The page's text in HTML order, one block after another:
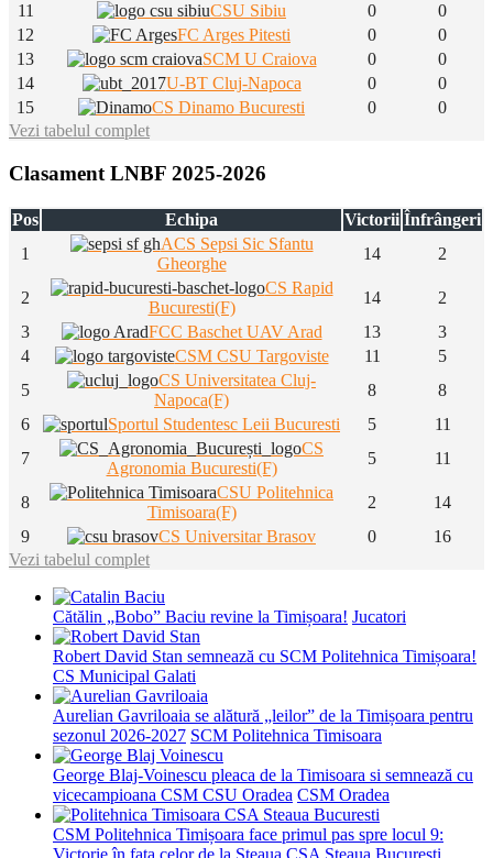
11
CSU Sibiu 0
0
12
FC Arges Pitesti 0
0
13
SCM U Craiova 0
0
14
U-BT Cluj-Napoca 0
0
15
CS Dinamo Bucuresti 0
0
Vezi tabelul complet
Clasament LNBF 2025-2026
Pos Echipa Victorii Înfrângeri
1
ACS Sepsi Sic Sfantu
Gheorghe
14 2
2
CS Rapid
Bucuresti(F)
14
2
3
FCC Baschet UAV Arad 13
3
4
CSM CSU Targoviste 11
5
5
CS Universitatea Cluj-
Napoca(F)
8
8
6
Sportul Studentesc Leii Bucuresti 5
11
7
CS
Agronomia Bucuresti(F)
5 11
8
CSU Politehnica
Timisoara(F)
2
14
9
CS Universitar Brasov 0
16
Vezi tabelul complet
Cătălin „Bobo” Baciu revine la Timișoara! Jucatori
Robert David Stan semnează cu SCM Politehnica Timișoara!
CS Municipal Galati
Aurelian Gavriloaia se alătură „leilor” de la Timișoara pentru
sezonul 2026-2027 SCM Politehnica Timisoara
George Blaj-Voinescu pleaca de la Timisoara si semnează cu
vicecampioana CSM CSU Oradea CSM Oradea
CSM Politehnica Timișoara face primul pas spre locul 9:
Victorie în fața celor de la Steaua CSA Steaua Bucuresti